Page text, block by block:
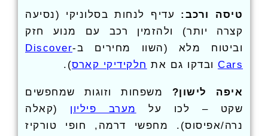
טיסה ורכב: עדיף לנחות בסלוניקי (נסיעה
קצרה יותר) ולהזמין רכב עם מנוע חזק
וביטוח מלא (השוו מחירים ב-Discover
Cars ובדקו גם את חלקידיקי קארס).
איפה לישון? משפחות וזוגות שמחפשים
שקט – לכו על
מערב פיליון (קאלה
נרה/אפיסוס). מחפשי דרמה, חופי טורקיז